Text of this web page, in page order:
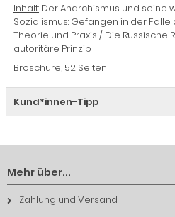
Inhalt: Der Anarchismus und seine
Sozialismus: Gefangen in der Falle
Theorie und Praxis / Die Russische
autoritäre Prinzip
Broschüre, 52 Seiten
Kund*innen-Tipp
Mehr über...
Zahlung und Versand